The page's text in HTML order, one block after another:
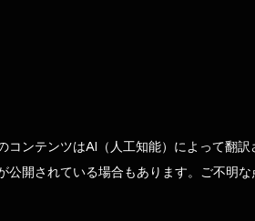
コンテンツはAI（人工知能）によって翻
開されている場合もあります。ご不明